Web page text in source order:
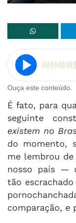
Ouça este conteúdo.
É fato, para
seguinte
existem no
do momento,
me lembrou
nosso país —
tão
comparação, e